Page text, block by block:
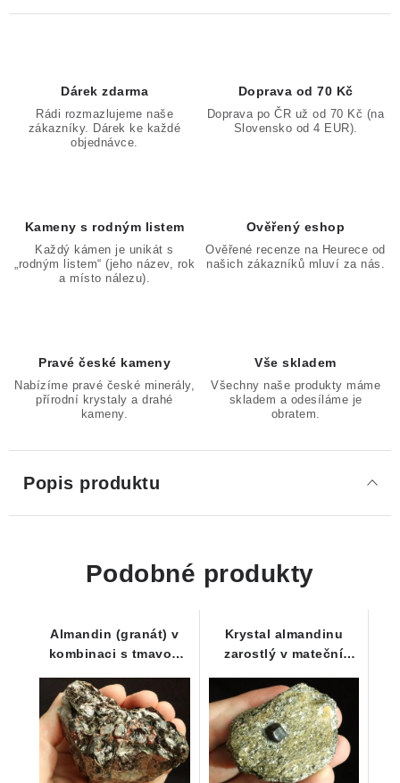
Dárek zdarma
Rádi rozmazlujeme naše
zákazníky. Dárek ke každé
objednávce.
Doprava od 70 Kč
Doprava po ČR už od 70 Kč (na
Slovensko od 4 EUR).
Kameny s rodným listem
Každý kámen je unikát s
„rodným listem“ (jeho název, rok
a místo nálezu).
Ověřený eshop
Ověřené recenze na Heurece od
našich zákazníků mluví za nás.
Pravé české kameny
Nabízíme pravé české minerály,
přírodní krystaly a drahé
kameny.
Vše skladem
Všechny naše produkty máme
skladem a odesíláme je
obratem.
Popis produktu
Podobné produkty
Almandin (granát) v
kombinaci s tmavou
klasickým křemenem -
Dolní Bory
Krystal almandinu
zarostlý v mateční